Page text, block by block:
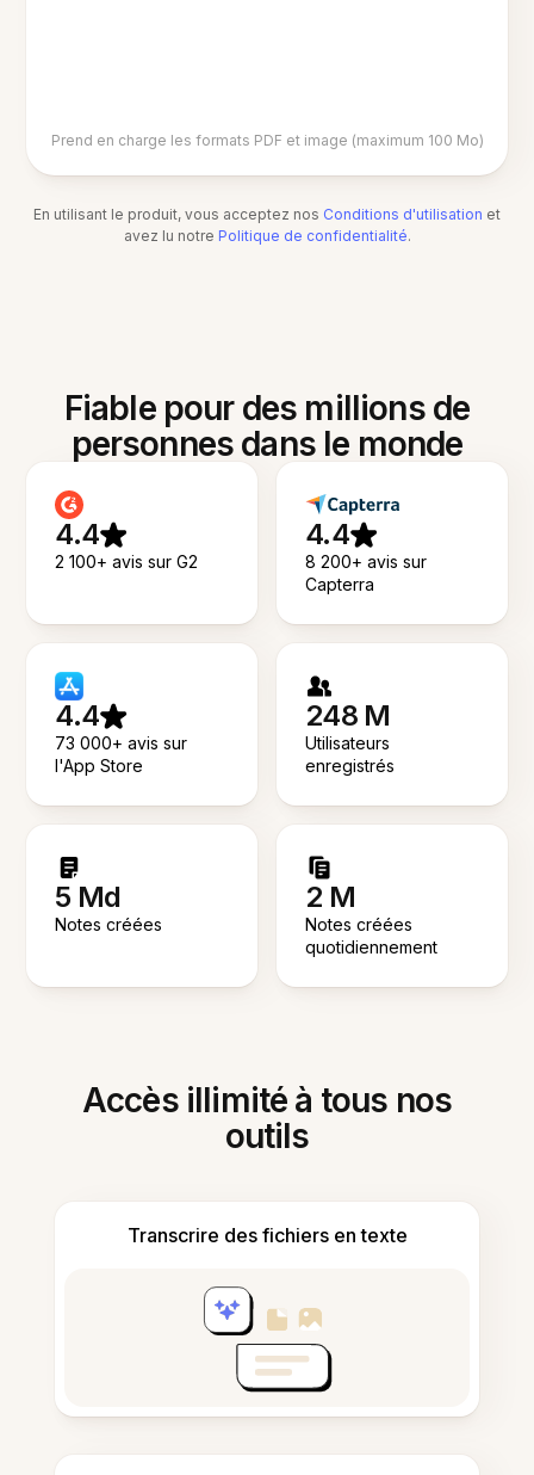
Prend en charge les formats PDF et image (maximum 100 Mo)
En utilisant le produit, vous acceptez nos Conditions d'utilisation et
avez lu notre Politique de confidentialité.
Fiable pour des millions de
personnes dans le monde
4.4
2 100+ avis sur G2
4.4
8 200+ avis sur
Capterra
4.4
73 000+ avis sur
l'App Store
248 M
Utilisateurs
enregistrés
5 Md
Notes créées
2 M
Notes créées
quotidiennement
Accès illimité à tous nos
outils
Transcrire des fichiers en texte